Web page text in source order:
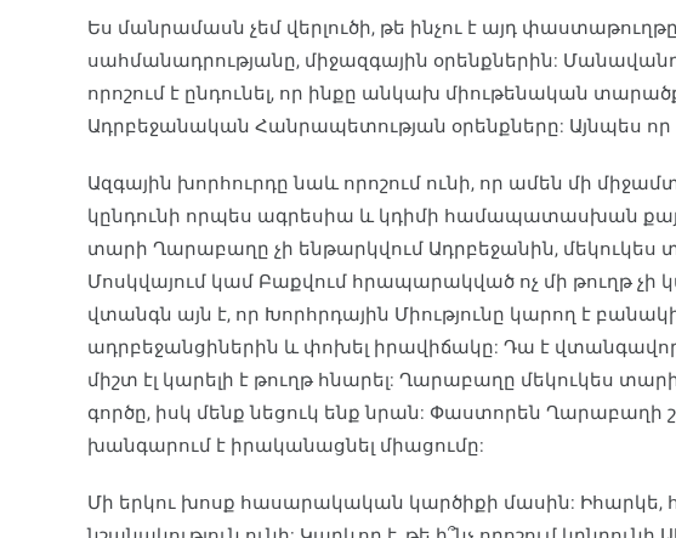
Ես մանրամասն չեմ վերլուծի, թե ինչու է այդ
սահմանադրությանը, միջազգային օրենքներին:
որոշում է ընդունել, որ ինքը անկախ միութենական
Ադրբեջանական Հանրապետության օրենքները: Այնպես
Ազգային խորհուրդը նաև որոշում ունի, որ ամեն մի
կընդունի որպես ագրեսիա և կդիմի համապատասխան
տարի Ղարաբաղը չի ենթարկվում Ադրբեջանին,
Մոսկվայում կամ Բաքվում հրապարակված ոչ մի թուղթ չի
վտանգն այն է, որ Խորհրդային Միությունը կարող է
ադրբեջանցիներին և փոխել իրավիճակը: Դա է
միշտ էլ կարելի է թուղթ հնարել: Ղարաբաղը մեկուկես
գործը, իսկ մենք նեցուկ ենք նրան: Փաստորեն Ղարաբաղի
խանգարում է իրականացնել միացումը:
Մի երկու խոսք հասարակական կարծիքի մասին: